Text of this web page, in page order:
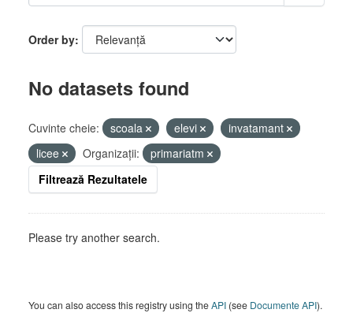
Order by
No datasets found
Cuvinte cheie: scoala elevi
invatamant
licee
Organizații:
primariatm
Filtrează Rezultatele
Please try another search.
You can also access this registry using theAPI (see Documente API).